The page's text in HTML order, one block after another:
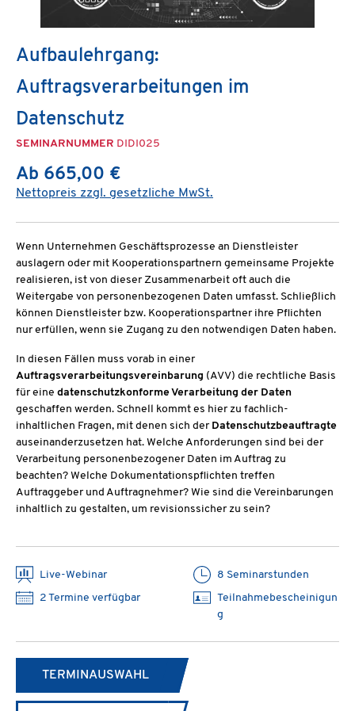
Aufbaulehrgang:
Auftragsverarbeitungen im
Datenschutz
SEMINARNUMMER DIDI025
Ab 665,00 €
Nettopreis zzgl. gesetzliche MwSt.
Wenn Unternehmen Geschäftsprozesse an Dienstleister
auslagern oder mit Kooperationspartnern gemeinsame Projekte
realisieren, ist von dieser Zusammenarbeit oft auch die
Weitergabe von personenbezogenen Daten umfasst. Schließlich
können Dienstleister bzw. Kooperationspartner ihre Pflichten
nur erfüllen, wenn sie Zugang zu den notwendigen Daten haben.
In diesen Fällen muss vorab in einer
Auftragsverarbeitungsvereinbarung (AVV) die rechtliche Basis
für eine datenschutzkonforme Verarbeitung der Daten
geschaffen werden. Schnell kommt es hier zu fachlich-
inhaltlichen Fragen, mit denen sich der Datenschutzbeauftragte
auseinanderzusetzen hat. Welche Anforderungen sind bei der
Verarbeitung personenbezogener Daten im Auftrag zu
beachten? Welche Dokumentationspflichten treffen
Auftraggeber und Auftragnehmer? Wie sind die Vereinbarungen
inhaltlich zu gestalten, um revisionssicher zu sein?
Live-Webinar
8 Seminarstunden
2 Termine verfügbar
Teilnahmebescheinigun
g
TERMINAUSWAHL